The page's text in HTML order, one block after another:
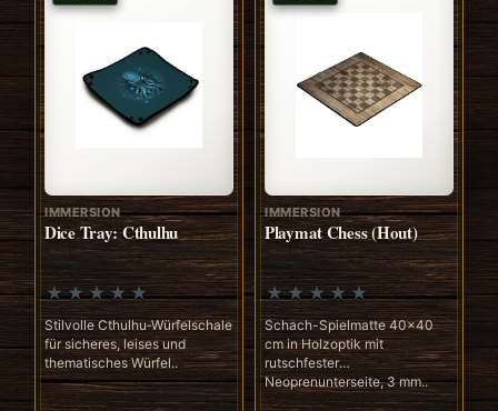
IMMERSION
Dice Tray: Cthulhu
Stilvolle Cthulhu‑Würfelschale
für sicheres, leises und
thematisches Würfel..
IMMERSION
Playmat Chess (Hout)
Schach-Spielmatte 40x40
cm in Holzoptik mit
rutschfester
Neoprenunterseite, 3 mm..